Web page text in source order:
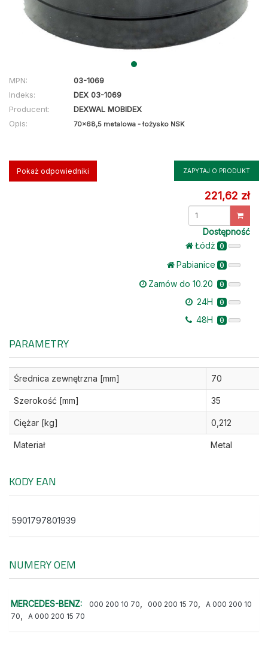
MPN:
03-1069
Indeks:
DEX 03-1069
Producent:
DEXWAL MOBIDEX
Opis:
70x68,5 metalowa - łożysko NSK
Pokaż odpowiedniki ZAPYTAJ O PRODUKT
221,62 zł
Dostępność
Łódż 0
Pabianice 0
Zamów do 10.20 0
24H 0
48H 0
PARAMETRY
Średnica zewnętrzna [mm] 70
Szerokość [mm] 35
Ciężar [kg] 0,212
Materiał Metal
KODY EAN
5901797801939
NUMERY OEM
MERCEDES-BENZ: 000 200 10 70 000 200 15 70
A 000 200 10
70
A 000 200 15 70